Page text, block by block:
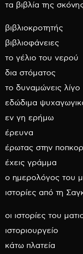
τα βιβλία της
βιβλιοκροτητής
βιβλιοφάνειες
το γέλιο του νερού
δια στόματος
το δυναμώνεις λίγο
εδώδιμα
εν γη ερήμω
έρευνα
έρωτας στην
έχεις γράμμα
ο ημερολόγος του
ιστορίες από τη
οι ιστορίες του
ιστοριουργείο
κάτω πλατεία